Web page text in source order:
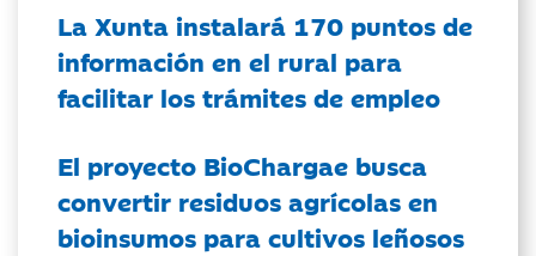
La Xunta instalará 170 puntos de
información en el rural para
facilitar los trámites de empleo
El proyecto BioChargae busca
convertir residuos agrícolas en
bioinsumos para cultivos leñosos